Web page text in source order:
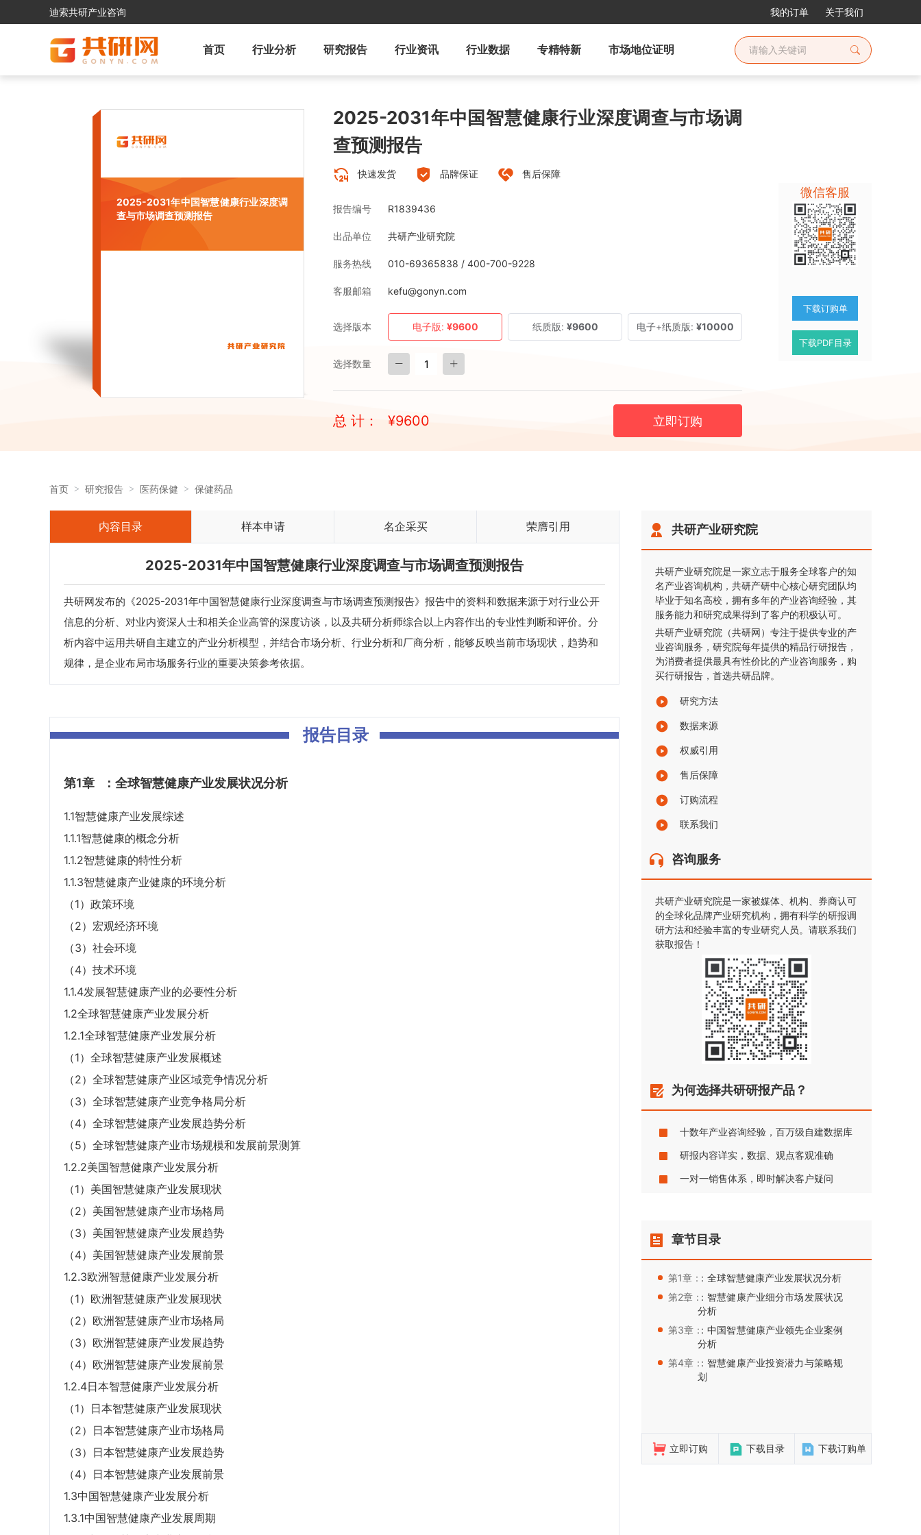
迪索共研产业咨询 我的订单 关于我们
首页 行业分析 研究报告 行业资讯 行业数据 专精特新 市场地位证明
2025-2031年中国智慧健康行业深度调
查与市场调查预测报告
2025-2031年中国智慧健康行业深度调查与市场调
查预测报告
快速发货 品牌保证 售后保障
报告编号 R1839436
出品单位 共研产业研究院
服务热线 010-69365838 / 400-700-9228
客服邮箱 kefu@gonyn.com
选择版本 电子版: ¥9600 纸质版: ¥9600 电子+纸质版: ¥10000
选择数量
总 计： ¥9600 立即订购
微信客服
下载订购单
下载PDF目录
首页 研究报告 医药保健 保健药品
内容目录 样本申请 名企采买 荣膺引用
2025-2031年中国智慧健康行业深度调查与市场调查预测报告
共研网发布的《2025-2031年中国智慧健康行业深度调查与市场调查预测报告》报告中的资料和数据来源于对行业公开
信息的分析、对业内资深人士和相关企业高管的深度访谈，以及共研分析师综合以上内容作出的专业性判断和评价。分
析内容中运用共研自主建立的产业分析模型，并结合市场分析、行业分析和厂商分析，能够反映当前市场现状，趋势和
规律，是企业布局市场服务行业的重要决策参考依据。
报告目录
第1章 ：全球智慧健康产业发展状况分析
1.1智慧健康产业发展综述
1.1.1智慧健康的概念分析
1.1.2智慧健康的特性分析
1.1.3智慧健康产业健康的环境分析
（1）政策环境
（2）宏观经济环境
（3）社会环境
（4）技术环境
1.1.4发展智慧健康产业的必要性分析
1.2全球智慧健康产业发展分析
1.2.1全球智慧健康产业发展分析
（1）全球智慧健康产业发展概述
（2）全球智慧健康产业区域竞争情况分析
（3）全球智慧健康产业竞争格局分析
（4）全球智慧健康产业发展趋势分析
（5）全球智慧健康产业市场规模和发展前景测算
1.2.2美国智慧健康产业发展分析
（1）美国智慧健康产业发展现状
（2）美国智慧健康产业市场格局
（3）美国智慧健康产业发展趋势
（4）美国智慧健康产业发展前景
1.2.3欧洲智慧健康产业发展分析
（1）欧洲智慧健康产业发展现状
（2）欧洲智慧健康产业市场格局
（3）欧洲智慧健康产业发展趋势
（4）欧洲智慧健康产业发展前景
1.2.4日本智慧健康产业发展分析
（1）日本智慧健康产业发展现状
（2）日本智慧健康产业市场格局
（3）日本智慧健康产业发展趋势
（4）日本智慧健康产业发展前景
1.3中国智慧健康产业发展分析
1.3.1中国智慧健康产业发展周期
共研产业研究院
共研产业研究院是一家立志于服务全球客户的知
名产业咨询机构，共研产研中心核心研究团队均
毕业于知名高校，拥有多年的产业咨询经验，其
服务能力和研究成果得到了客户的积极认可。
共研产业研究院（共研网）专注于提供专业的产
业咨询服务，研究院每年提供的精品行研报告，
为消费者提供最具有性价比的产业咨询服务，购
买行研报告，首选共研品牌。
研究方法
数据来源
权威引用
售后保障
订购流程
联系我们
咨询服务
共研产业研究院是一家被媒体、机构、券商认可
的全球化品牌产业研究机构，拥有科学的研报调
研方法和经验丰富的专业研究人员。请联系我们
获取报告！
为何选择共研研报产品？
十数年产业咨询经验，百万级自建数据库
研报内容详实，数据、观点客观准确
一对一销售体系，即时解决客户疑问
章节目录
第1章： ：全球智慧健康产业发展状况分析
第2章：：智慧健康产业细分市场发展状况
分析
第3章：：中国智慧健康产业领先企业案例
分析
第4章：：智慧健康产业投资潜力与策略规
划
立即订购 下载目录 下载订购单